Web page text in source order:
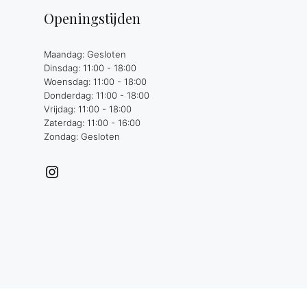
Openingstijden
Maandag: Gesloten
Dinsdag: 11:00 - 18:00
Woensdag: 11:00 - 18:00
Donderdag: 11:00 - 18:00
Vrijdag: 11:00 - 18:00
Zaterdag: 11:00 - 16:00
Zondag: Gesloten
Instagram